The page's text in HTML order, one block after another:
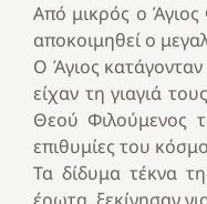
Από μικρός ο Άγιος
αποκοιμηθεί ο
Ο Άγιος
είχαν τη γιαγιά
Θεού Φιλούμενος
επιθυμίες του
Τα δίδυμα τέκνα